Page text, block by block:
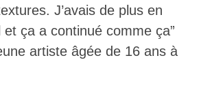
J’avais de plus en
ça a continué comme ça”
artiste âgée de 16 ans à